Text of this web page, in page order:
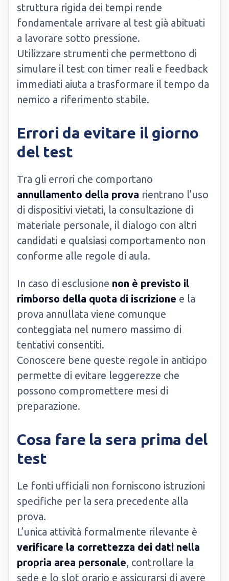
struttura rigida dei tempi rende
fondamentale arrivare al test già abituati
a lavorare sotto pressione.
Utilizzare strumenti che permettono di
simulare il test con timer reali e feedback
immediati aiuta a trasformare il tempo da
nemico a riferimento stabile.
Errori da evitare il giorno
del test
Tra gli errori che comportano
annullamento della prova rientrano l’uso
di dispositivi vietati, la consultazione di
materiale personale, il dialogo con altri
candidati e qualsiasi comportamento non
conforme alle regole di aula.
In caso di esclusione non è previsto il
rimborso della quota di iscrizione e la
prova annullata viene comunque
conteggiata nel numero massimo di
tentativi consentiti.
Conoscere bene queste regole in anticipo
permette di evitare leggerezze che
possono compromettere mesi di
preparazione.
Cosa fare la sera prima del
test
Le fonti ufficiali non forniscono istruzioni
specifiche per la sera precedente alla
prova.
L’unica attività formalmente rilevante è
verificare la correttezza dei dati nella
propria area personale, controllare la
sede e lo slot orario e assicurarsi di avere